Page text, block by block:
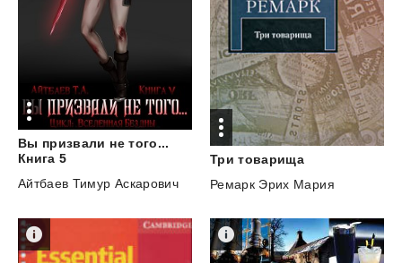
Вы призвали не того...
Книга 5
Айтбаев Тимур Аскарович
Три товарища
Ремарк Эрих Мария